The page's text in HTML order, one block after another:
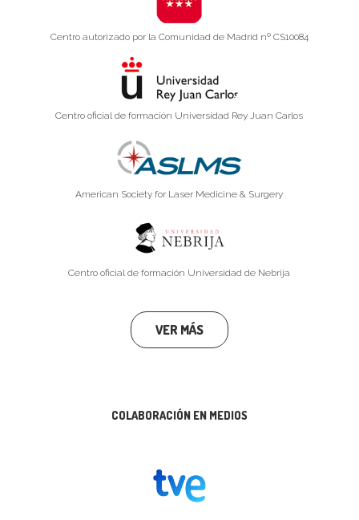
Centro autorizado por la Comunidad de Madrid nº CS10084
Centro oficial de formación Universidad Rey Juan Carlos
American Society for Laser Medicine & Surgery
Centro oficial de formación Universidad de Nebrija
VER MÁS
COLABORACIÓN EN MEDIOS